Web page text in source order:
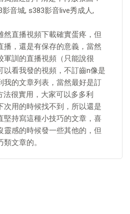
音城, s383影音live秀成人,
然直播視頻下載確實蛋疼，但
播，還是有保存的意義，當然
軍訓的直播視頻（只能說很
以看我發的視頻，不訂齒n像是
我的文章列表，當然最好是訂
很實用，大家可以多多利
次用的時候找不到，所以還是
堅持寫這種小技巧的文章，喜
靈感的時候發一些其他的，但
文章的。